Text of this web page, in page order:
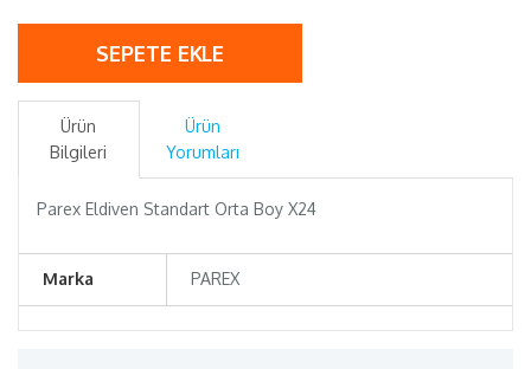
SEPETE EKLE
Ürün
Bilgileri
Ürün
Yorumları
Parex Eldiven Standart Orta Boy X24
Marka PAREX